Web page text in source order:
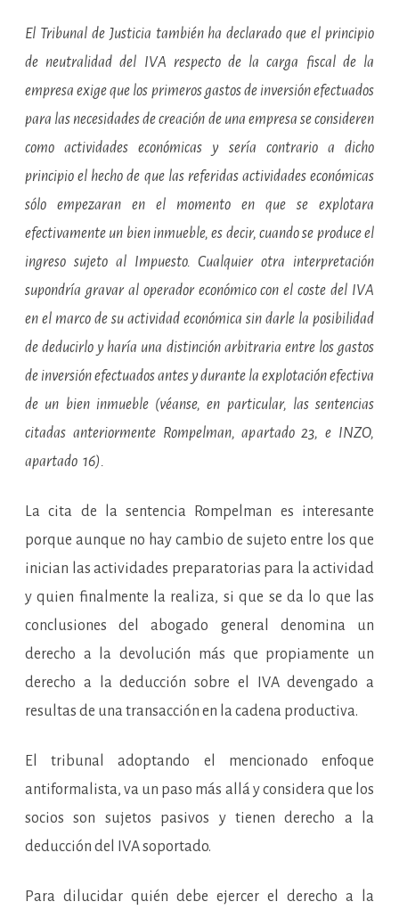
El Tribunal de Justicia también ha declarado que el principio
de neutralidad del IVA respecto de la carga fiscal de la
empresa exige que los primeros gastos de inversión efectuados
para las necesidades de creación de una empresa se consideren
como actividades económicas y sería contrario a dicho
principio el hecho de que las referidas actividades económicas
sólo empezaran en el momento en que se explotara
efectivamente un bien inmueble, es decir, cuando se produce el
ingreso sujeto al Impuesto. Cualquier otra interpretación
supondría gravar al operador económico con el coste del IVA
en el marco de su actividad económica sin darle la posibilidad
de deducirlo y haría una distinción arbitraria entre los gastos
de inversión efectuados antes y durante la explotación efectiva
de un bien inmueble (véanse, en particular, las sentencias
citadas anteriormente Rompelman, apartado 23, e INZO,
apartado 16).
La cita de la sentencia Rompelman es interesante
porque aunque no hay cambio de sujeto entre los que
inician las actividades preparatorias para la actividad
y quien finalmente la realiza, si que se da lo que las
conclusiones del abogado general denomina un
derecho a la devolución más que propiamente un
derecho a la deducción sobre el IVA devengado a
resultas de una transacción en la cadena productiva.
El tribunal adoptando el mencionado enfoque
antiformalista, va un paso más allá y considera que los
socios son sujetos pasivos y tienen derecho a la
deducción del IVA soportado.
Para dilucidar quién debe ejercer el derecho a la